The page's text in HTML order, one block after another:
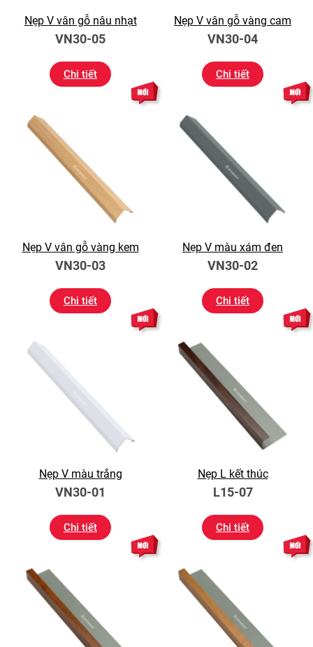
Nẹp V vân gỗ nâu nhạt
VN30-05
Chi tiết
Nẹp V vân gỗ vàng cam
VN30-04
Chi tiết
Nẹp V vân gỗ vàng kem
VN30-03
Chi tiết
Nẹp V màu xám đen
VN30-02
Chi tiết
Nẹp V màu trắng
VN30-01
Chi tiết
Nẹp L kết thúc
L15-07
Chi tiết